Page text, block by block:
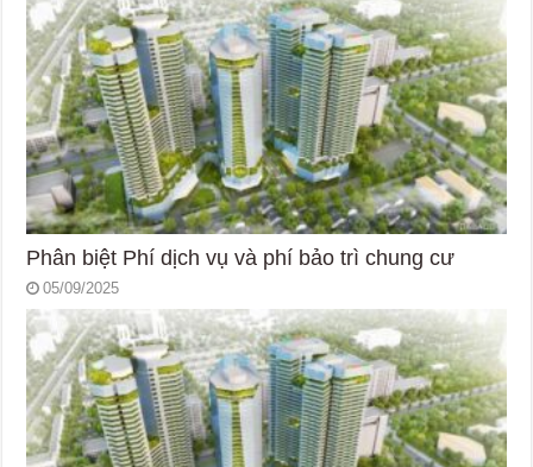
Phân biệt Phí dịch vụ và phí bảo trì chung cư
05/09/2025